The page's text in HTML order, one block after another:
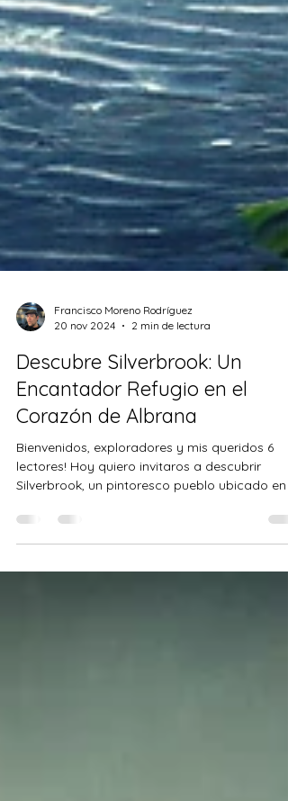
20 nov 2024
2 min de lectura
Descubre Silverbrook: Un
Encantador Refugio en el
Corazón de Albrana
Bienvenidos, exploradores y mis queridos 6
Silverbrook, un pintoresco pueblo ubicado en
idílic